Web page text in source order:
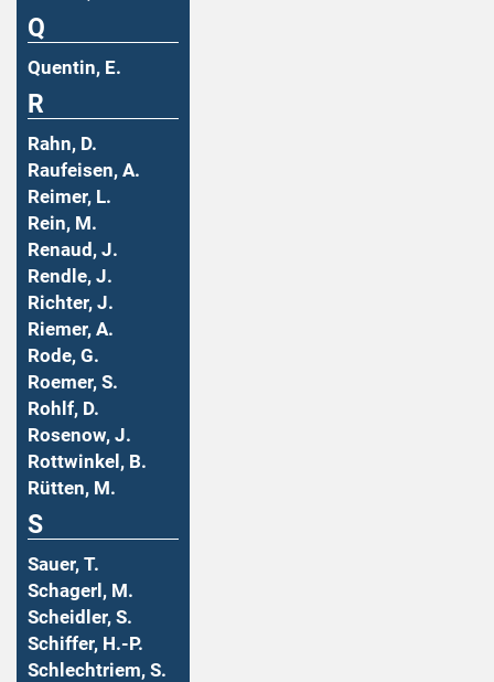
Q
Quentin, E.
R
Rahn, D.
Raufeisen, A.
Reimer, L.
Rein, M.
Renaud, J.
Rendle, J.
Richter, J.
Riemer, A.
Rode, G.
Roemer, S.
Rohlf, D.
Rosenow, J.
Rottwinkel, B.
Rütten, M.
S
Sauer, T.
Schagerl, M.
Scheidler, S.
Schiffer, H.-P.
Schlechtriem, S.